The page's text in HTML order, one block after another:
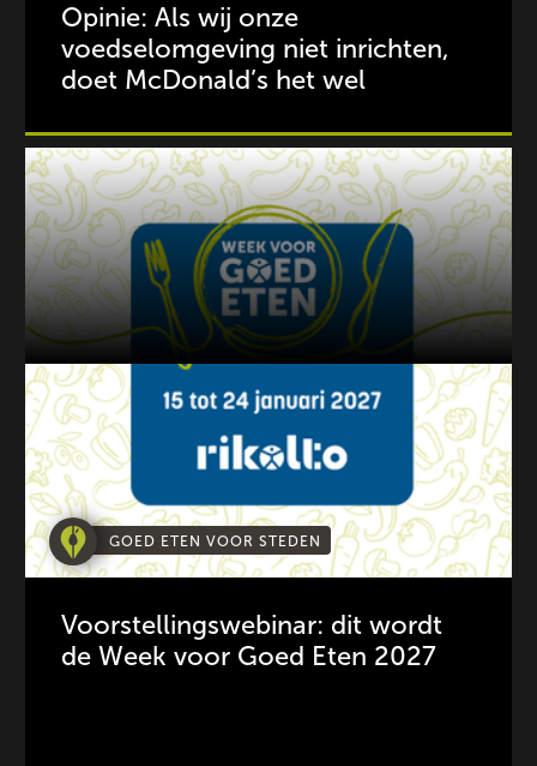
Opinie: Als wij onze
voedselomgeving niet inrichten,
doet McDonald’s het wel
GOED ETEN VOOR STEDEN
Voorstellingswebinar: dit wordt
de Week voor Goed Eten 2027